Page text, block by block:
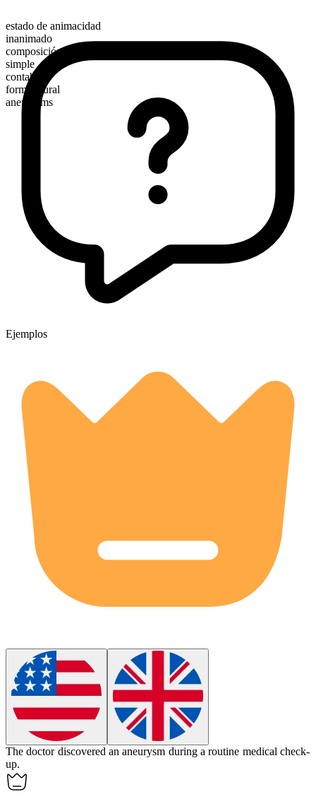
estado de animacidad
inanimado
composición morfológica
simple
contable
forma plural
aneurysms
Ejemplos
The doctor discovered ananeurysm during a routine medical check-
up.